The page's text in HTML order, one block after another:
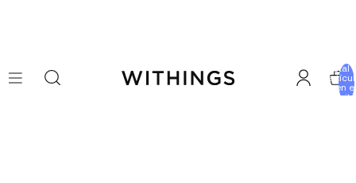
Total
en el